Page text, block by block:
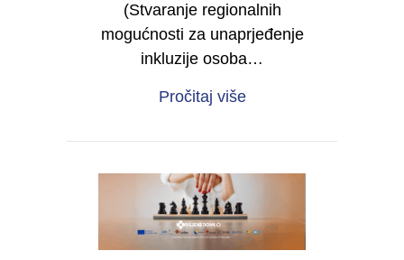
(Stvaranje regionalnih
mogućnosti za unaprjeđenje
inkluzije osoba…
Pročitaj višeabout Od vizije do